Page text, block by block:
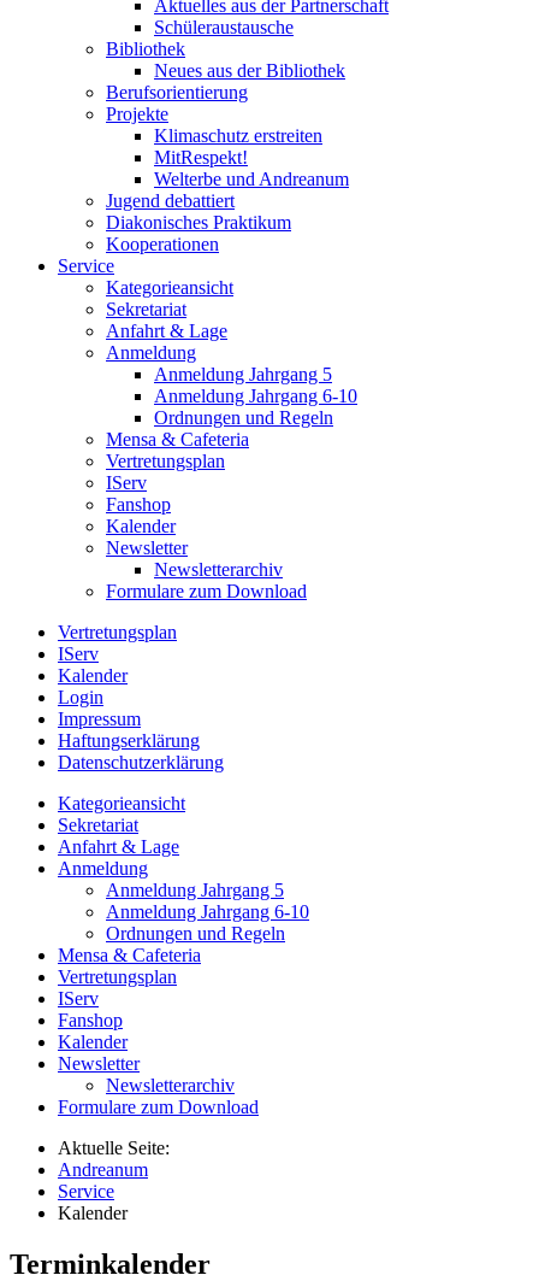
Aktuelles aus der Partnerschaft
Schüleraustausche
Bibliothek
Neues aus der Bibliothek
Berufsorientierung
Projekte
Klimaschutz erstreiten
MitRespekt!
Welterbe und Andreanum
Jugend debattiert
Diakonisches Praktikum
Kooperationen
Service
Kategorieansicht
Sekretariat
Anfahrt & Lage
Anmeldung
Anmeldung Jahrgang 5
Anmeldung Jahrgang 6-10
Ordnungen und Regeln
Mensa & Cafeteria
Vertretungsplan
IServ
Fanshop
Kalender
Newsletter
Newsletterarchiv
Formulare zum Download
Vertretungsplan
IServ
Kalender
Login
Impressum
Haftungserklärung
Datenschutzerklärung
Kategorieansicht
Sekretariat
Anfahrt & Lage
Anmeldung
Anmeldung Jahrgang 5
Anmeldung Jahrgang 6-10
Ordnungen und Regeln
Mensa & Cafeteria
Vertretungsplan
IServ
Fanshop
Kalender
Newsletter
Newsletterarchiv
Formulare zum Download
Aktuelle Seite:
Andreanum
Service
Kalender
Terminkalender